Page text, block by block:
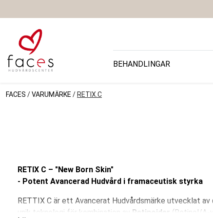
BEHANDLINGAR
FACES /VARUMÄRKE / RETIX.C
RETIX C – "New Born Skin"
- Potent Avancerad Hudvård i framaceutisk styrka
RETTIX C är ett Avancerat Hudvårdsmärke utvecklat
unik teknologi för kombination av
Retinoider (Retinol/A-